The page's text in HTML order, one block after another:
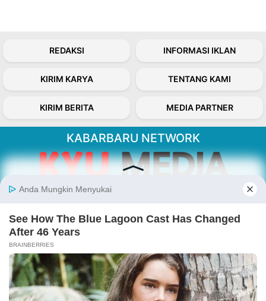
REDAKSI INFORMASI IKLAN
KIRIM KARYA TENTANG KAMI
KIRIM BERITA MEDIA PARTNER
KABARBARU NETWORK
Kabarbaru.co menyajikan berita aktual dan
Follow Kabarbaru